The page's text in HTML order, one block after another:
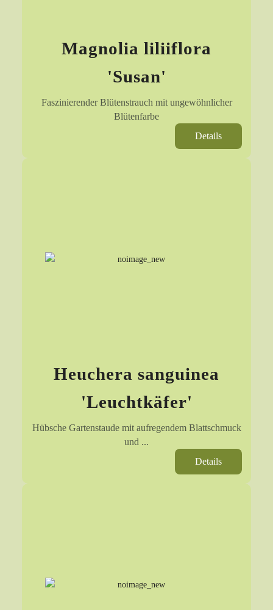
Magnolia liliiflora
'Susan'
Faszinierender Blütenstrauch mit ungewöhnlicher
Blütenfarbe
Details
Heuchera sanguinea
'Leuchtkäfer'
Hübsche Gartenstaude mit aufregendem Blattschmuck
und ...
Details